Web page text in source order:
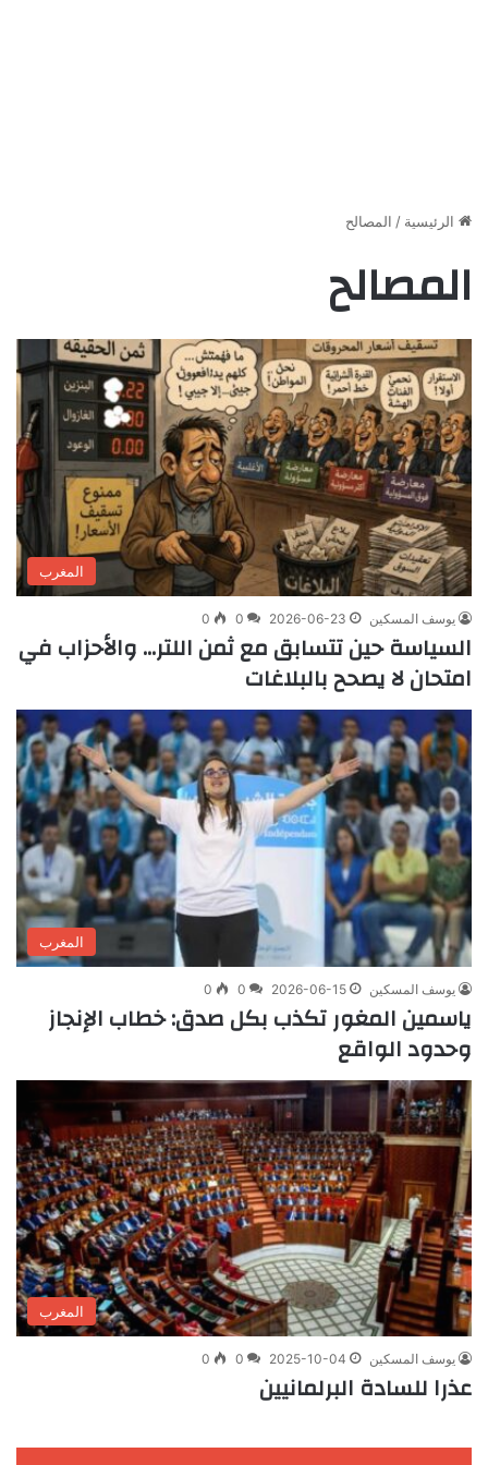
الرئيسية / المصالح
المصالح
المغرب
يوسف المسكين 2026-06-23
0
0
السياسة حين تتسابق مع ثمن اللتر… والأحزاب في
امتحان لا يصحح بالبلاغات
المغرب
يوسف المسكين 2026-06-15
0
0
ياسمين المغور تكذب بكل صدق: خطاب الإنجاز
وحدود الواقع
المغرب
يوسف المسكين 2025-10-04
0
0
عذرا للسادة البرلمانيين